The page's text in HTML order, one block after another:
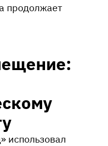
продолжает
использовал